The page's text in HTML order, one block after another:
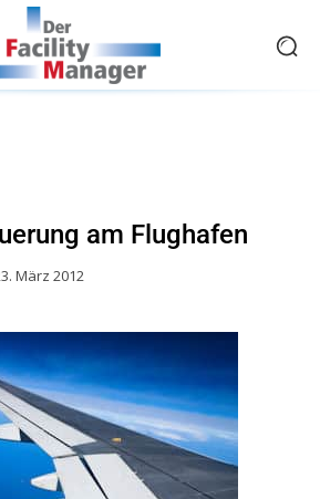
am Flughafen
März 2012